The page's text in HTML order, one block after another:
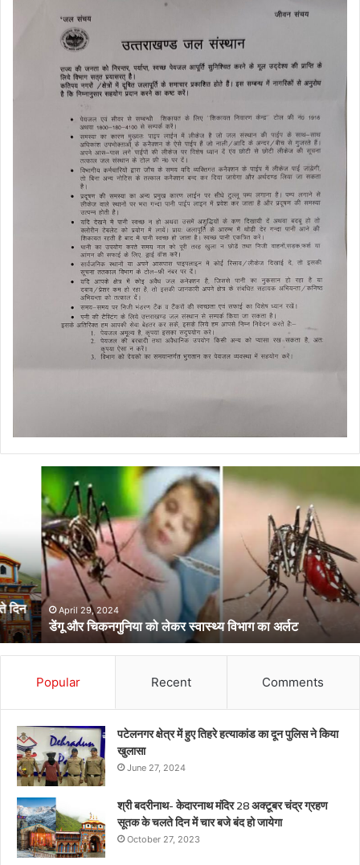
चिकनगुनिया
स्वास्थ्य
विभाग
का
अर्लटApril 29, 2024
डेंगू और चिकनगुनिया को लेकर स्वास्थ्य विभाग का अर्लट
Popular Recent Comments
पटेलनगर क्षेत्र में हुए तिहरे हत्याकांड का दून पुलिस ने किया
खुलासा
June 27, 2024
श्री बदरीनाथ- केदारनाथ मंदिर 28 अक्टूबर चंद्र ग्रहण
सूतक के चलते दिन में चार बजे बंद हो जायेगा
October 27, 2023